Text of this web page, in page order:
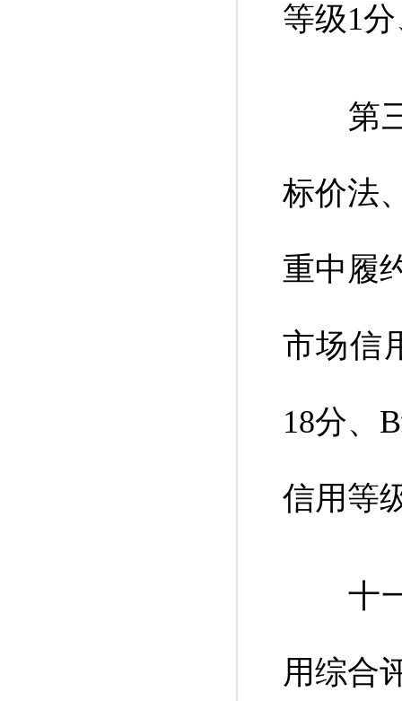
等级1
第三
标价法
重中履
市场信
18分、
信用等
十一
用综合